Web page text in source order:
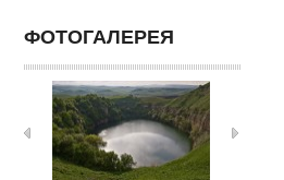
ФОТОГАЛЕРЕЯ